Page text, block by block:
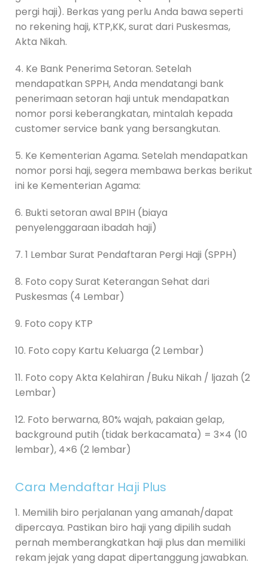
pergi haji). Berkas yang perlu Anda bawa seperti
no rekening haji, KTP,KK, surat dari Puskesmas,
Akta Nikah.
4. Ke Bank Penerima Setoran. Setelah
mendapatkan SPPH, Anda mendatangi bank
penerimaan setoran haji untuk mendapatkan
nomor porsi keberangkatan, mintalah kepada
customer service bank yang bersangkutan.
5. Ke Kementerian Agama. Setelah mendapatkan
nomor porsi haji, segera membawa berkas berikut
ini ke Kementerian Agama:
6. Bukti setoran awal BPIH (biaya
penyelenggaraan ibadah haji)
7. 1 Lembar Surat Pendaftaran Pergi Haji (SPPH)
8. Foto copy Surat Keterangan Sehat dari
Puskesmas (4 Lembar)
9. Foto copy KTP
10. Foto copy Kartu Keluarga (2 Lembar)
11. Foto copy Akta Kelahiran /Buku Nikah / ljazah (2
Lembar)
12. Foto berwarna, 80% wajah, pakaian gelap,
background putih (tidak berkacamata) = 3×4 (10
lembar), 4×6 (2 lembar)
Cara Mendaftar Haji Plus
1. Memilih biro perjalanan yang amanah/dapat
dipercaya. Pastikan biro haji yang dipilih sudah
pernah memberangkatkan haji plus dan memiliki
rekam jejak yang dapat dipertanggung jawabkan.